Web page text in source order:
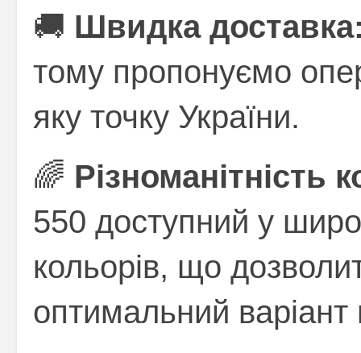
🚚 Швидка
тому пропонуємо
яку точку України.
🌈 Різноманітність
550 доступний у
кольорів, що
оптимальний варіант